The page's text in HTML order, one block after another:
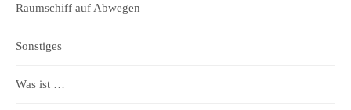
Raumschiff auf Abwegen
Sonstiges
Was ist …